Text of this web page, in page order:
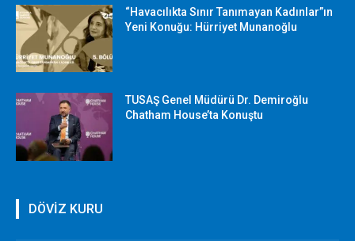
“Havacılıkta Sınır Tanımayan Kadınlar”ın
Yeni Konuğu: Hürriyet Munanoğlu
TUSAŞ Genel Müdürü Dr. Demiroğlu
Chatham House’ta Konuştu
DÖVİZ KURU